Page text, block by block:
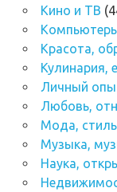
Кино и ТВ
Красота,
Кулинария,
Личный
Любовь,
Мода, стиль
Музыка,
Наука,